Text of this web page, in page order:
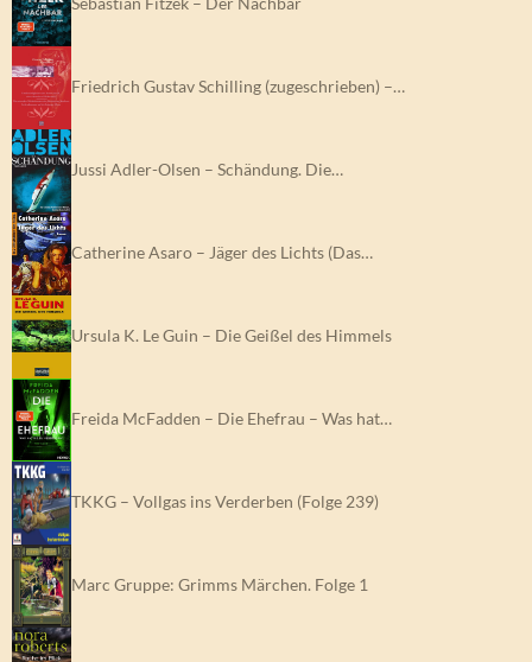
Friedrich Gustav Schilling (zugeschrieben) –…
Jussi Adler-Olsen – Schändung. Die…
Catherine Asaro – Jäger des Lichts (Das…
Ursula K. Le Guin – Die Geißel des Himmels
Freida McFadden – Die Ehefrau – Was hat…
TKKG – Vollgas ins Verderben (Folge 239)
Marc Gruppe: Grimms Märchen. Folge 1